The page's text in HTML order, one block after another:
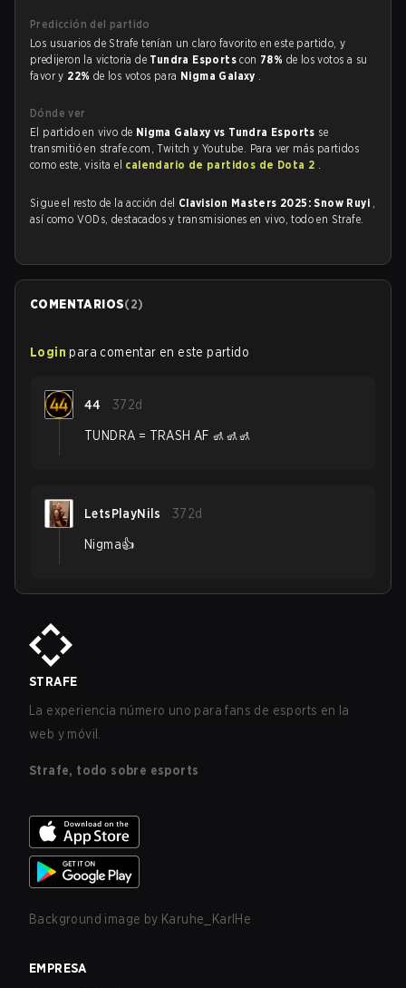
Predicción del partido
Los usuarios de Strafe tenían un claro favorito en este partido, y
predijeron la victoria de Tundra Esportscon 78% de los votos a su
favor y 22% de los votos para Nigma Galaxy .
Dónde ver
El partido en vivo de Nigma Galaxy vs Tundra Esports se
transmitió en strafe.com, Twitch y Youtube. Para ver más partidos
como este, visita el calendario de partidos de Dota 2 .
Sigue el resto de la acción del Clavision Masters 2025: Snow Ruyi ,
así como VODs, destacados y transmisiones en vivo, todo en Strafe.
COMENTARIOS(2)
Login para comentar en este partido
44 372d
TUNDRA = TRASH AF 🚮🚮🚮
LetsPlayNils 372d
Nigma👍
STRAFE
La experiencia número uno para fans de esports en la
web y móvil.
Strafe, todo sobre esports
Background image by Karuhe_KarlHe
EMPRESA